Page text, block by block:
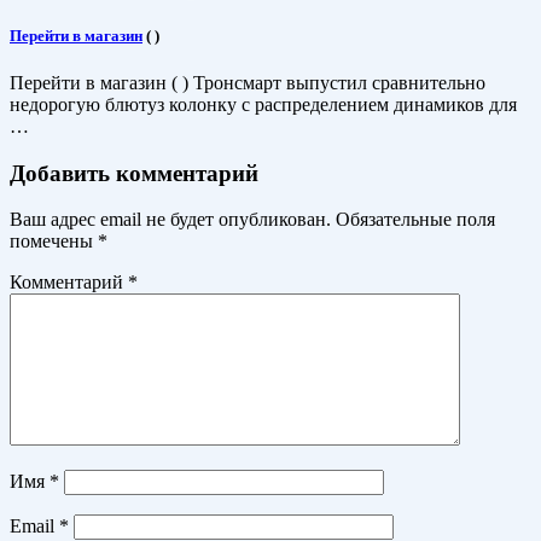
Перейти в магазин ( )
Перейти в магазин ( ) Тронсмарт выпустил сравнительно
недорогую блютуз колонку с распределением динамиков для
…
Добавить комментарий
Ваш адрес email не будет опубликован. Обязательные поля
помечены *
Комментарий *
Имя *
Email *